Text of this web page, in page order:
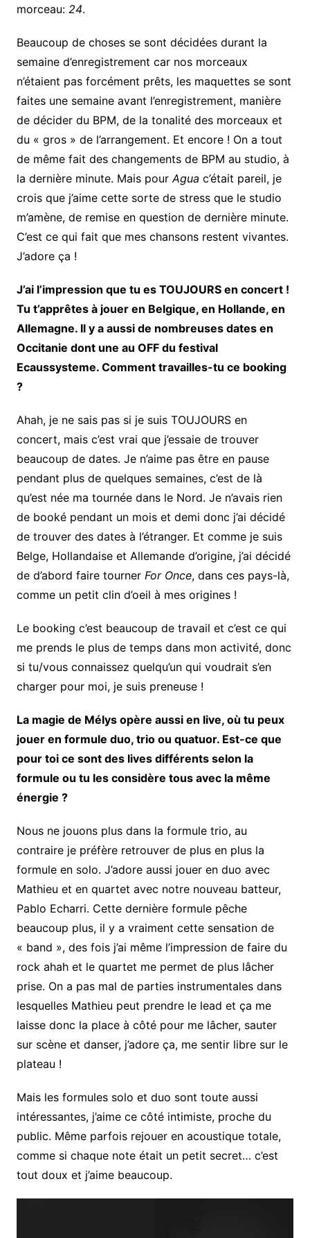
morceau: 24.
Beaucoup de choses se sont décidées durant la
semaine d’enregistrement car nos morceaux
n’étaient pas forcément prêts, les maquettes se sont
faites une semaine avant l’enregistrement, manière
de décider du BPM, de la tonalité des morceaux et
du « gros » de l’arrangement. Et encore ! On a tout
de même fait des changements de BPM au studio, à
la dernière minute. Mais pourAgua c’était pareil, je
crois que j’aime cette sorte de stress que le studio
m’amène, de remise en question de dernière minute.
C’est ce qui fait que mes chansons restent vivantes.
J’adore ça !
J’ai l’impression que tu es TOUJOURS en concert !
Tu t’apprêtes à jouer en Belgique, en Hollande, en
Allemagne. Il y a aussi de nombreuses dates en
Occitanie dont une au OFF du festival
Ecaussysteme. Comment travailles-tu ce booking
?
Ahah, je ne sais pas si je suis TOUJOURS en
concert, mais c’est vrai que j’essaie de trouver
beaucoup de dates. Je n’aime pas être en pause
pendant plus de quelques semaines, c’est de là
qu’est née ma tournée dans le Nord. Je n’avais rien
de booké pendant un mois et demi donc j’ai décidé
de trouver des dates à l’étranger. Et comme je suis
Belge, Hollandaise et Allemande d’origine, j’ai décidé
de d’abord faire tourner For Once, dans ces pays-là,
comme un petit clin d’oeil à mes origines !
Le booking c’est beaucoup de travail et c’est ce qui
me prends le plus de temps dans mon activité, donc
si tu/vous connaissez quelqu’un qui voudrait s’en
charger pour moi, je suis preneuse !
La magie de Mélys opère aussi en live, où tu peux
jouer en formule duo, trio ou quatuor. Est-ce que
pour toi ce sont des lives différents selon la
formule ou tu les considère tous avec la même
énergie ?
Nous ne jouons plus dans la formule trio, au
contraire je préfère retrouver de plus en plus la
formule en solo. J’adore aussi jouer en duo avec
Mathieu et en quartet avec notre nouveau batteur,
Pablo Echarri. Cette dernière formule pêche
beaucoup plus, il y a vraiment cette sensation de
« band », des fois j’ai même l’impression de faire du
rock ahah et le quartet me permet de plus lâcher
prise. On a pas mal de parties instrumentales dans
lesquelles Mathieu peut prendre le lead et ça me
laisse donc la place à côté pour me lâcher, sauter
sur scène et danser, j’adore ça, me sentir libre sur le
plateau !
Mais les formules solo et duo sont toute aussi
intéressantes, j’aime ce côté intimiste, proche du
public. Même parfois rejouer en acoustique totale,
comme si chaque note était un petit secret… c’est
tout doux et j’aime beaucoup.